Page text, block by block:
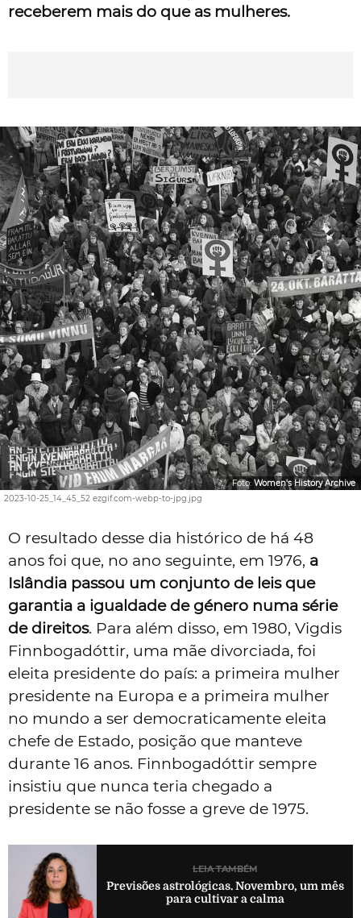
receberem mais do que as mulheres.
2023-10-25_14_45_52 ezgif.com-webp-to-jpg.jpg
Foto: Women's History Archive
O resultado desse dia histórico de há 48
anos foi que, no ano seguinte, em 1976, a
Islândia passou um conjunto de leis que
garantia a igualdade de género numa série
de direitos. Para além disso, em 1980, Vigdis
Finnbogadóttir, uma mãe divorciada, foi
eleita presidente do país: a primeira mulher
presidente na Europa e a primeira mulher
no mundo a ser democraticamente eleita
chefe de Estado, posição que manteve
durante 16 anos. Finnbogadóttir sempre
insistiu que nunca teria chegado a
presidente se não fosse a greve de 1975.
LEIA TAMBÉM
Previsões astrológicas. Novembro, um mês
para cultivar a calma